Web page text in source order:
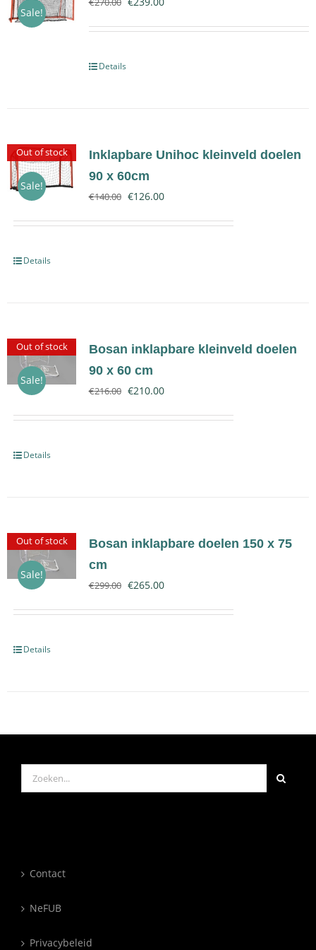
Sale!
Details
Out of stock
Sale!
Inklapbare Unihoc kleinveld doelen
90 x 60cm
€140.00 €126.00
Details
Out of stock
Sale!
Bosan inklapbare kleinveld doelen
90 x 60 cm
€216.00 €210.00
Details
Out of stock
Sale!
Bosan inklapbare doelen 150 x 75
cm
€299.00 €265.00
Details
Zoeken
naar:
Contact
NeFUB
Privacybeleid